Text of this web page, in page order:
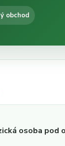
obchod
osoba pod